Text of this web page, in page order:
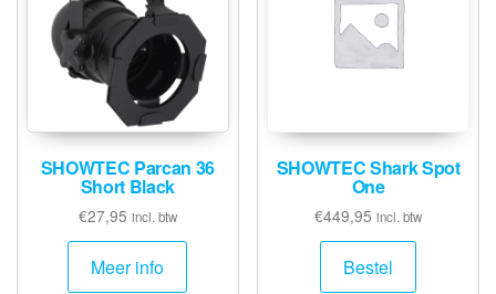
SHOWTEC Parcan 36
Short Black
€27,95 incl. btw
Meer info
SHOWTEC Shark Spot
One
€449,95 incl. btw
Bestel